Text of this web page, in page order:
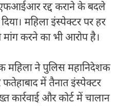
रद्द कराने के बदले
महिला इंस्पेक्टर पर हर
करने का भी आरोप है।
महिला ने पुलिस महानिदेशक
में तैनात इंस्पेक्टर
कार्रवाई और कोर्ट में चालान